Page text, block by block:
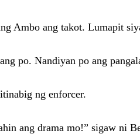
Ambo ang takot. Lumapit
po. Nandiyan po ang
ng enforcer.
ang drama mo!” sigaw ni